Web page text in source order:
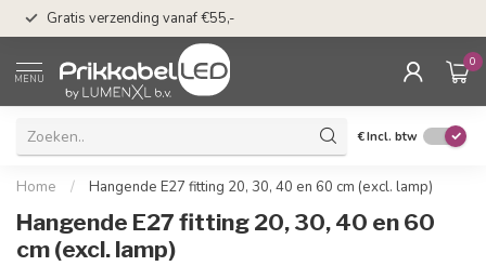
Gratis verzending vanaf €55,-
MENU
0
€Incl. btw
Home / Hangende E27 fitting 20, 30, 40 en 60 cm (excl. lamp)
Hangende E27 fitting 20, 30, 40 en 60
cm (excl. lamp)